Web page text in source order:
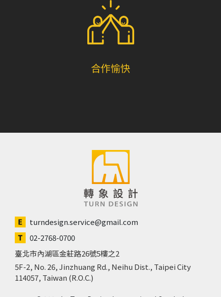
合作愉快
turndesign.service@gmail.com
02-2768-0700
臺北市內湖區金莊路26號5樓之2
5F-2, No. 26, Jinzhuang Rd., Neihu Dist., Taipei City
114057, Taiwan (R.O.C.)